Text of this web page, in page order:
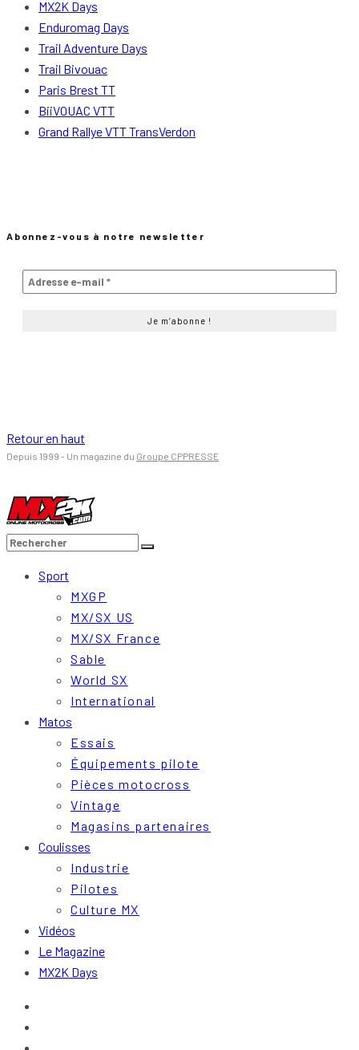
MX2K Days
Enduromag Days
Trail Adventure Days
Trail Bivouac
Paris Brest TT
BiiVOUAC VTT
Grand Rallye VTT TransVerdon
Abonnez-vous à notre newsletter
Retour en haut
Depuis 1999 - Un magazine du Groupe CPPRESSE
Sport
MXGP
MX/SX US
MX/SX France
Sable
World SX
International
Matos
Essais
Équipements pilote
Pièces motocross
Vintage
Magasins partenaires
Coulisses
Industrie
Pilotes
Culture MX
Vidéos
Le Magazine
MX2K Days